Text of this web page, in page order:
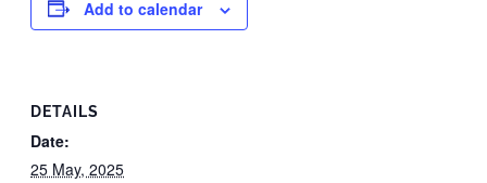
Add to calendar
DETAILS
Date:
25 May, 2025